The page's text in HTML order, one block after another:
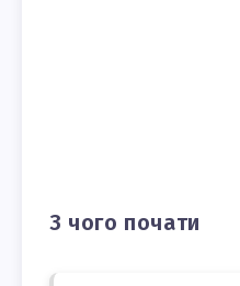
З чого почати